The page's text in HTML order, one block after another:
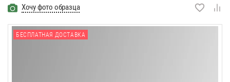
Хочу фото образца
БЕСПЛАТНАЯ ДОСТАВКА